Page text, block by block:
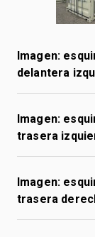
Imagen:
delantera
Imagen:
trasera
Imagen:
trasera